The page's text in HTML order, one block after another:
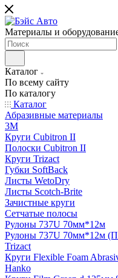
Материалы и
Каталог
По всему сайту
По каталогу
Каталог
Абразивные материалы
3M
Круги Cubitron II
Полоски Cubitron II
Круги Trizact
Губки SoftBack
Листы WetoDry
Листы Scotch-Brite
Зачистные круги
Сетчатые полосы
Рулоны 737U 70мм*12м
Рулоны 737U 70мм*12м
Trizact
Круги Flexible Foam
Hanko